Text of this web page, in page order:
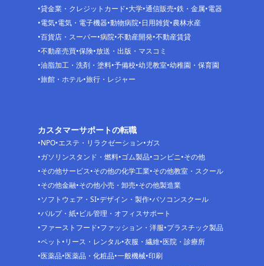
貸金業・クレジットカード 大学 通信販売 鉄・金属 電器
電気 電気・電子機器 動物病院 日用雑貨 農林水産
百貨店・スーパー 病院 不動産開発 不動産賃貸
不動産売買 保険 放送・出版・マスコミ
油脂加工・洗剤・塗料 予備校 幼児教室 幼稚園・保育園
旅館・ホテル 旅行・レジャー
カスタマーサポートの転職
NPO エステ・リラクゼーション ガス
ガソリンスタンド・燃料 ゴム製品 コンビニ その他
その他サービス その他の化学工業 その他教室・スクール
その他金融 その他小売・卸売 その他製造業
ソフトウェア・SI デザイン・製作 パソコンスクール
パルプ・紙 ビル管理・オフィスサポート
ファーストフード ファッション・洋服 プラスチック製品
ペット リース・レンタル 衣服・繊維 医院・診療所
医薬品 医薬品・化粧品 一般機械 印刷